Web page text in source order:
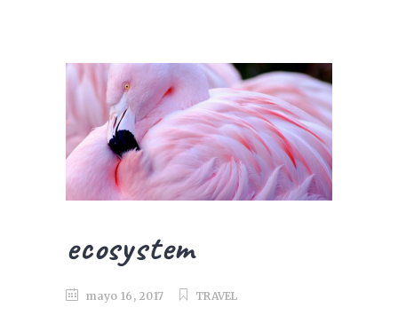
ecosystem
mayo 16, 2017 TRAVEL